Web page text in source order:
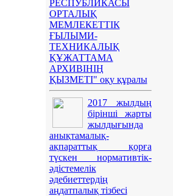
РЕСПУБЛИКАСЫ
ОРТАЛЫҚ
МЕМЛЕКЕТТІК
ҒЫЛЫМИ-
ТЕХНИКАЛЫҚ
ҚҰЖАТТАМА
АРХИВІНІҢ
ҚЫЗМЕТІ" оқу құралы
2017 жылдың
бірінші жарты
жылдығында
анықтамалық-
ақпараттық қорға
түскен нормативтік-
әдістемелік
әдебиеттердің
аңдатпалық тізбесі